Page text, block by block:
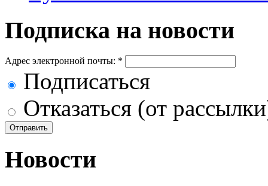
Подписка на новости
Адрес электронной почты: *
Подписаться
Отказаться (от
Новости